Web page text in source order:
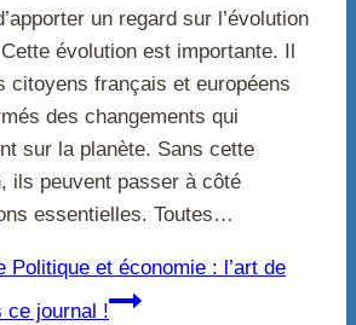
un regard sur l’évolution
évolution est importante. Il
citoyens français et européens
des changements qui
sur la planète. Sans cette
ils peuvent passer à côté
essentielles. Toutes…
Politique et économie : l’art de
ce journal !